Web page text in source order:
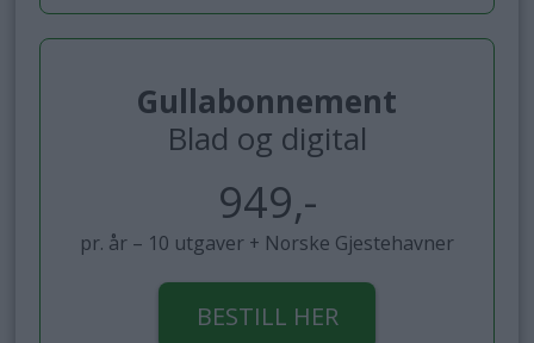
Gullabonnement
Blad og digital
949,-
pr. år – 10 utgaver + Norske Gjestehavner
BESTILL HER